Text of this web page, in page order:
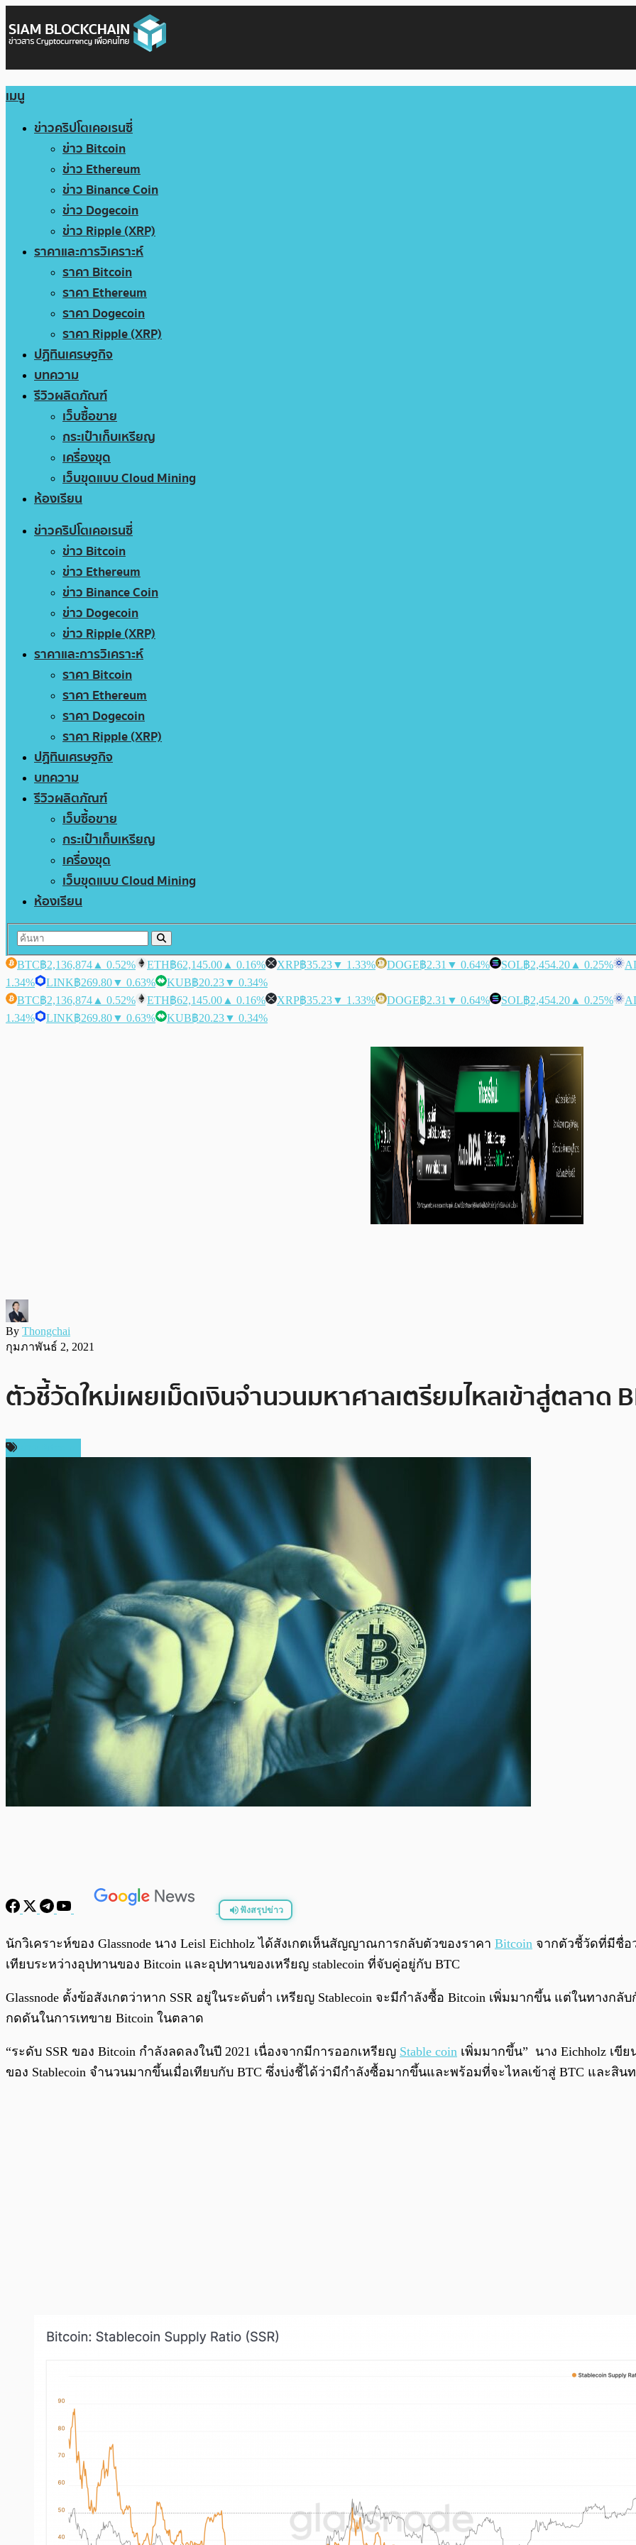
เมนู
ข่าวคริปโตเคอเรนซี่
ข่าว Bitcoin
ข่าว Ethereum
ข่าว Binance Coin
ข่าว Dogecoin
ข่าว Ripple (XRP)
ราคาและการวิเคราะห์
ราคา Bitcoin
ราคา Ethereum
ราคา Dogecoin
ราคา Ripple (XRP)
ปฏิทินเศรษฐกิจ
บทความ
รีวิวผลิตภัณฑ์
เว็บซื้อขาย
กระเป๋าเก็บเหรียญ
เครื่องขุด
เว็บขุดแบบ Cloud Mining
ห้องเรียน
ข่าวคริปโตเคอเรนซี่
ข่าว Bitcoin
ข่าว Ethereum
ข่าว Binance Coin
ข่าว Dogecoin
ข่าว Ripple (XRP)
ราคาและการวิเคราะห์
ราคา Bitcoin
ราคา Ethereum
ราคา Dogecoin
ราคา Ripple (XRP)
ปฏิทินเศรษฐกิจ
บทความ
รีวิวผลิตภัณฑ์
เว็บซื้อขาย
กระเป๋าเก็บเหรียญ
เครื่องขุด
เว็บขุดแบบ Cloud Mining
ห้องเรียน
BTC฿2,136,874 ▲ 0.52% ETH฿62,145.00 ▲ 0.16% XRP฿35.23▼ 1.33% DOGE฿2.31 ▼ 0.64% SOL฿2,454.20 ▲ 0.25%
1.34%
LINK฿269.80▼ 0.63% KUB฿20.23▼ 0.34%
BTC฿2,136,874 ▲ 0.52% ETH฿62,145.00 ▲ 0.16% XRP฿35.23▼ 1.33% DOGE฿2.31 ▼ 0.64% SOL฿2,454.20 ▲ 0.25%
1.34%
LINK฿269.80▼ 0.63% KUB฿20.23▼ 0.34%
By Thongchai
กุมภาพันธ์ 2, 2021
ตัวชี้วัดใหม่เผยเม็ดเงินจำนวนมหาศาลเตรียมไหลเข้าสู่ตลาด
ฟังสรุปข่าว
พร้อมเล่น
นักวิเคราะห์ของ Glassnode นาง Leisl Eichholz ได้สังเกตเห็นสัญญาณการกลับตัวของราคา Bitcoin จากตัวชี้วัดที่มีชื่อ
เทียบระหว่างอุปทานของ Bitcoin และอุปทานของเหรียญ stablecoin ที่จับคู่อยู่กับ BTC
Glassnode ตั้งข้อสังเกตว่าหาก SSR อยู่ในระดับต่ำ เหรียญ Stablecoin จะมีกำลังซื้อ Bitcoin เพิ่มมากขึ้น แต่ในทางก
กดดันในการเทขาย Bitcoin ในตลาด
“ระดับ SSR ของ Bitcoin กำลังลดลงในปี 2021 เนื่องจากมีการออกเหรียญ Stable coin เพิ่มมากขึ้น” นาง Eichholz เขี
ของ Stablecoin จำนวนมากขึ้นเมื่อเทียบกับ BTC ซึ่งบ่งชี้ได้ว่ามีกำลังซื้อมากขึ้นและพร้อมที่จะไหลเข้าสู่ BTC และสิน